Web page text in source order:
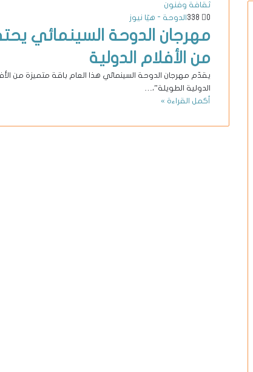
ثقافة وفنون
الدوحة - هيّا نيوز
0
مهرجان الدوحة السينمائي
من الأفلام الدولية
يقدّم مهرجان الدوحة السينمائي هذا العام باقة متميزة من
الدولية الطويلة”،…
أكمل القراءة »